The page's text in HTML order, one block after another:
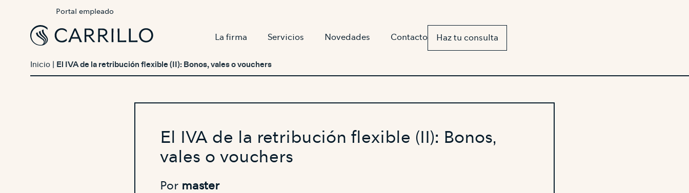
Portal empleado
La firma Servicios Novedades Contacto Haz tu consulta
Inicio El IVA de la retribución flexible (II): Bonos, vales o vouchers
El IVA de la retribución flexible (II): Bonos,
vales o vouchers
Por master